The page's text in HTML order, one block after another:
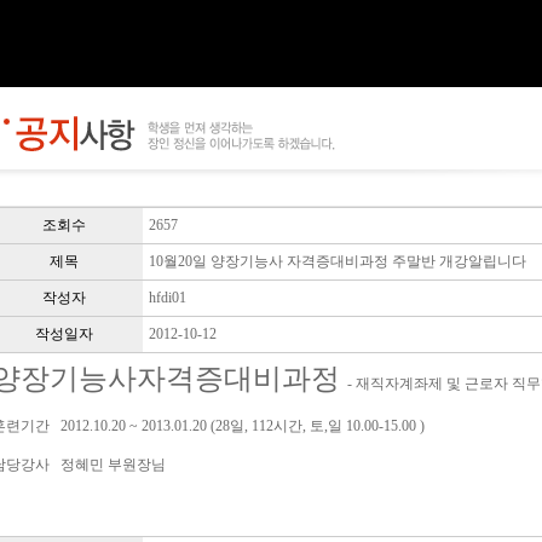
조회수 2657
제목 10월20일 양장기능사 자격증대비과정 주말반 개강알립니다
작성자 hfdi01
작성일자 2012-10-12
장기능사자격증대비과정 - 재직자계좌제 및 근로자 직
련기간 2012.10.20 ~ 2013.01.20 (28일, 112시간, 토,일 10.00-15.00 )
당강사 정혜민 부원장님